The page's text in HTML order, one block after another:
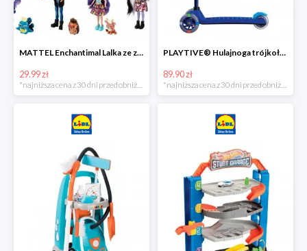
MATTEL Enchantimal Lalka ze zwierzątkiem
29.99 zł
*najniższa cena z 30 dni przed obniżką
PLAYTIVE® Hulajnoga trójkołowa Tri Scooter z diodami LED
89.90 zł
*najniższa cena z 30 dni przed obniżką